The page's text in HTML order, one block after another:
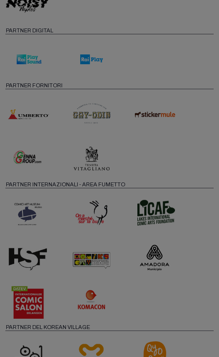
PARTNER DIGITAL
PARTNER FORNITORI
PARTNER INTERNAZIONALI - AREA FUMETTO
PARTNER DEL KOREAN VILLAGE